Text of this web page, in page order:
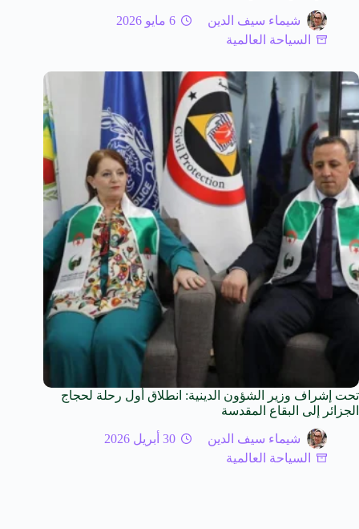
شيماء سيف الدين
6 مايو 2026
السياحة العالمية
تحت إشراف وزير الشؤون الدينية: انطلاق أول رحلة لحجاج
الجزائر إلى البقاع المقدسة
شيماء سيف الدين
30 أبريل 2026
السياحة العالمية